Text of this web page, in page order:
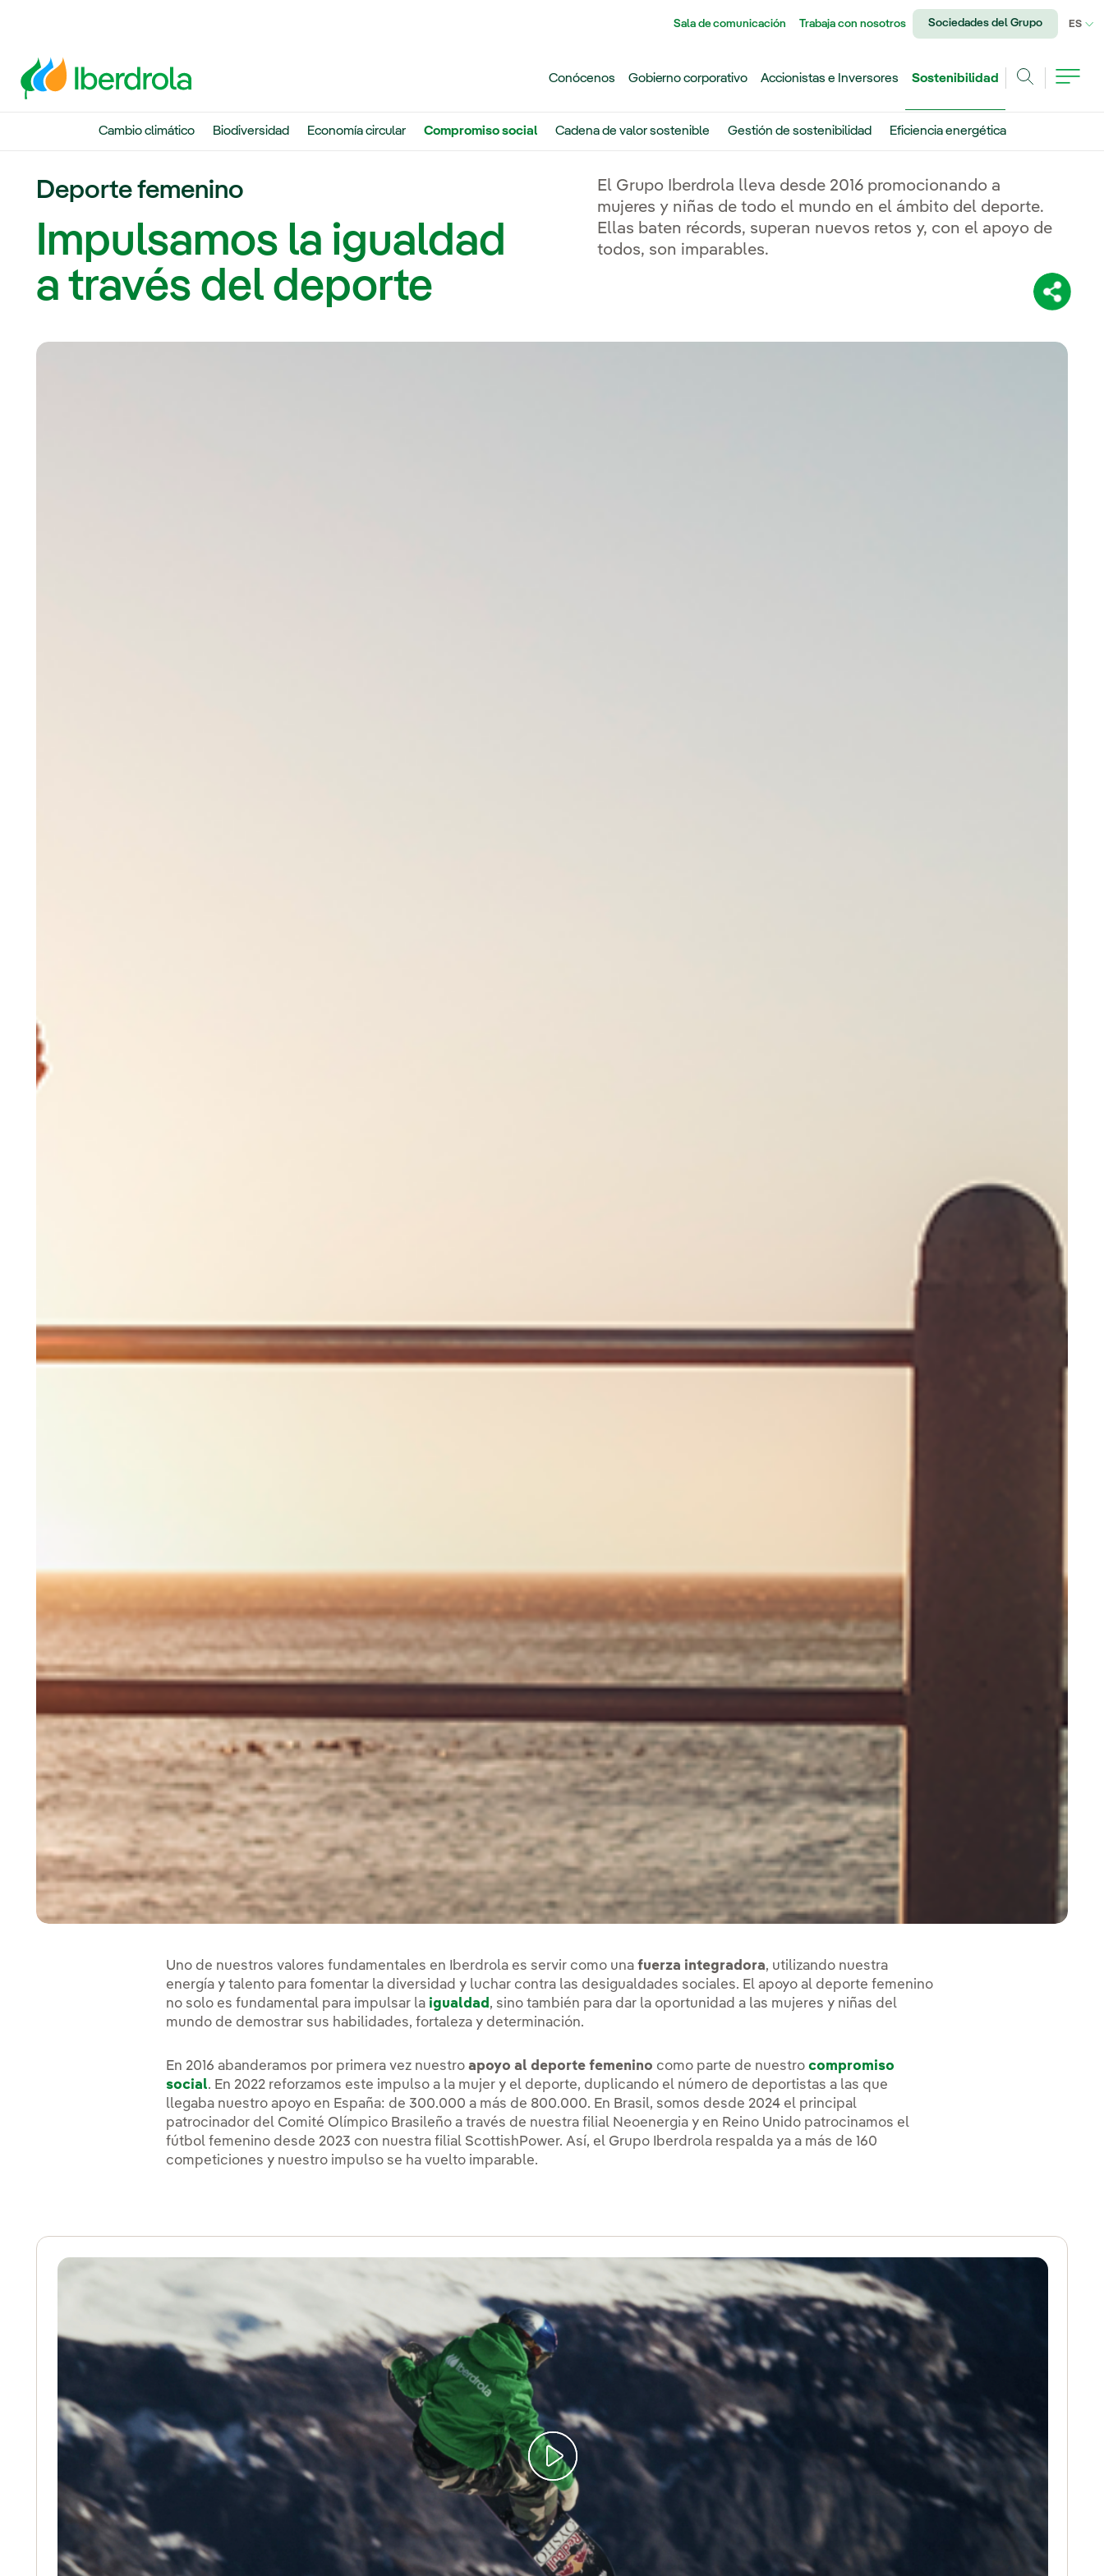
Sala de comunicación Trabaja con nosotros Sociedades del Grupo ES
Conócenos Gobierno corporativo Accionistas e Inversores
Sostenibilidad
Cambio climático Biodiversidad Economía circular Compromiso social Cadena de valor sostenible Gestión de sostenibilidad Eficiencia energética
Deporte femenino
Impulsamos la igualdad
a través del deporte
El Grupo Iberdrola lleva desde 2016 promocionando a
mujeres y niñas de todo el mundo en el ámbito del deporte.
Ellas baten récords, superan nuevos retos y, con el apoyo de
todos, son imparables.
Uno de nuestros valores fundamentales en Iberdrola es servir como una fuerza integradora, utilizando nuestra
energía y talento para fomentar la diversidad y luchar contra las desigualdades sociales. El apoyo al deporte femenino
no solo es fundamental para impulsar la igualdad , sino también para dar la oportunidad a las mujeres y niñas del
mundo de demostrar sus habilidades, fortaleza y determinación.
En 2016 abanderamos por primera vez nuestro apoyo al deporte femenino como parte de nuestro compromiso
social. En 2022 reforzamos este impulso a la mujer y el deporte, duplicando el número de deportistas a las que
llegaba nuestro apoyo en España: de 300.000 a más de 800.000. En Brasil, somos desde 2024 el principal
patrocinador del Comité Olímpico Brasileño a través de nuestra filial Neoenergia y en Reino Unido patrocinamos el
fútbol femenino desde 2023 con nuestra filial ScottishPower. Así, el Grupo Iberdrola respalda ya a más de 160
competiciones y nuestro impulso se ha vuelto imparable.